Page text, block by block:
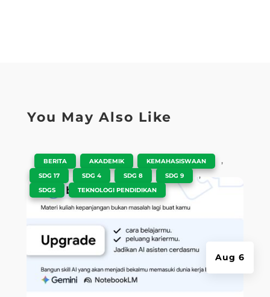
You May Also Like
Aug 6
BERITA AKADEMIK KEMAHASISWAAN ,
SDG 17 SDG 4 SDG 8 SDG 9 ,
SDGS TEKNOLOGI PENDIDIKAN